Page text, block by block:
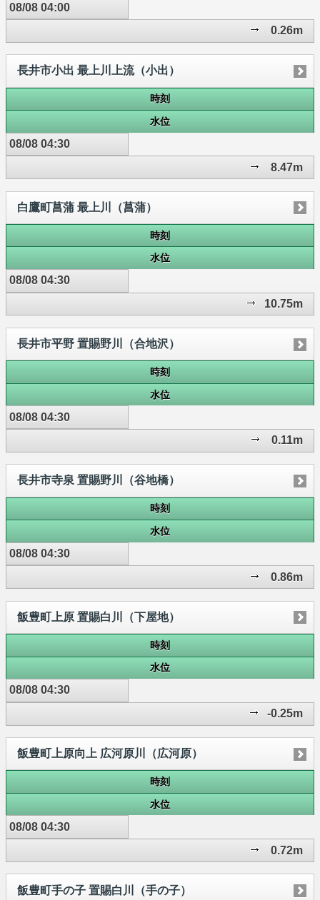
08/08 04:00
0.26m
長井市小出 最上川上流（小出）
時刻
水位
08/08 04:30
8.47m
白鷹町菖蒲 最上川（菖蒲）
時刻
水位
08/08 04:30
10.75m
長井市平野 置賜野川（合地沢）
時刻
水位
08/08 04:30
0.11m
長井市寺泉 置賜野川（谷地橋）
時刻
水位
08/08 04:30
0.86m
飯豊町上原 置賜白川（下屋地）
時刻
水位
08/08 04:30
-0.25m
飯豊町上原向上 広河原川（広河原）
時刻
水位
08/08 04:30
0.72m
飯豊町手の子 置賜白川（手の子）